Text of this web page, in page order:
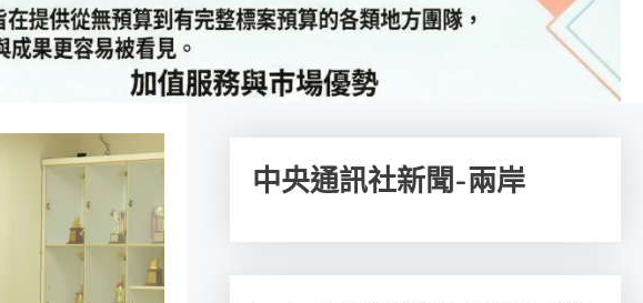
中央通訊社新聞-兩岸